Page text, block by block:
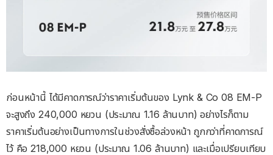
ก่อนหน้านี้ ได้มีคาดการณ์ว่าราคาเริ่มต้นของ Lynk & Co 08 EM-P
จะสูงถึง 240,000 หยวน (ประมาณ 1.16 ล้านบาท) อย่างไรก็ตาม
ราคาเริ่มต้นอย่างเป็นทางการในช่วงสั่งซื้อล่วงหน้า ถูกกว่าที่คาดการณ์
ไว้ คือ 218,000 หยวน (ประมาณ 1.06 ล้านบาท) และเมื่อเปรียบเทียบ